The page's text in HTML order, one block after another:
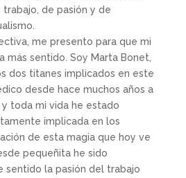
de pasión y de
me presento para que mi
más sentido. Soy Marta Bonet,
dos titanes implicados en este
desde hace muchos años a
toda mi vida he estado
implicada en los
de esta magia que hoy ve
pequeñita he sido
sentido la pasión del trabajo